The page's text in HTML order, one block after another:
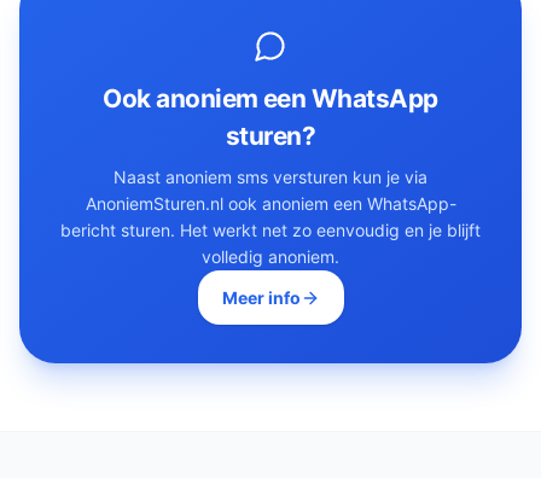
Ook anoniem een WhatsApp
sturen?
Naast anoniem sms versturen kun je via
AnoniemSturen.nl ook anoniem een WhatsApp-
bericht sturen. Het werkt net zo eenvoudig en je blijft
volledig anoniem.
Meer info